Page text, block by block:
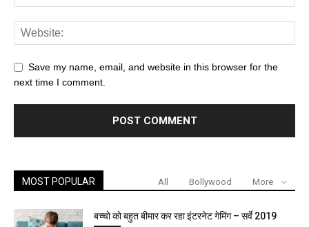
Save my name, email, and website in this browser for the
next time I comment.
MOST POPULAR All Bollywood More
बच्चो को बहुत बीमार कर रहा इंटरनेट गेमिंग – सर्वे 2019